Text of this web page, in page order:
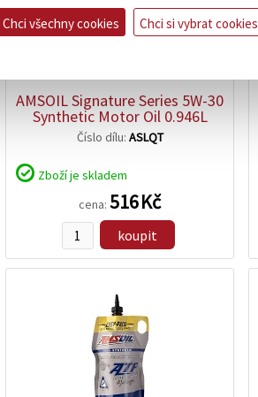
AMSOIL Signature Series 5W-30
Synthetic Motor Oil 0.946L
cena:516 Kč
Číslo dílu: ASLQT
koupit
Zboží je skladem
zobrazit
Chci všechny cookies Chci si vybrat cookies